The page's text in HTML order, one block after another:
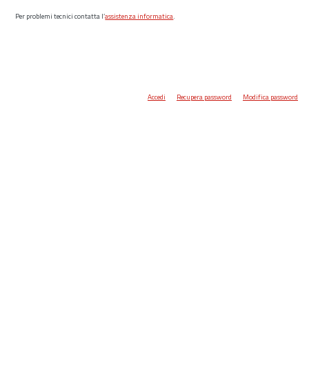
Per problemi tecnici contatta l’assistenza informatica.
Accedi Recupera password Modifica password